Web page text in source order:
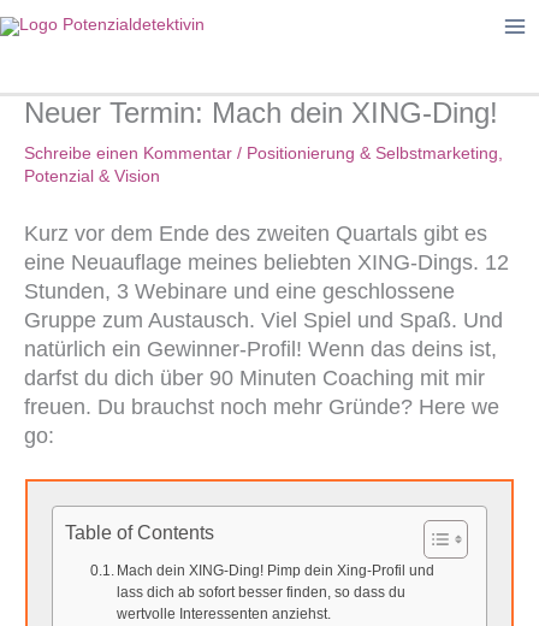
Inhalt
Neuer Termin: Mach dein XING-Ding!
Schreibe einen Kommentar / Positionierung & Selbstmarketing,
Potenzial & Vision
Kurz vor dem Ende des zweiten Quartals gibt es
eine Neuauflage meines beliebten XING-Dings. 12
Stunden, 3 Webinare und eine geschlossene
Gruppe zum Austausch. Viel Spiel und Spaß. Und
natürlich ein Gewinner-Profil! Wenn das deins ist,
darfst du dich über 90 Minuten Coaching mit mir
freuen. Du brauchst noch mehr Gründe? Here we
go:
Table of Contents
Mach dein XING-Ding! Pimp dein Xing-Profil und
lass dich ab sofort besser finden, so dass du
wertvolle Interessenten anziehst.